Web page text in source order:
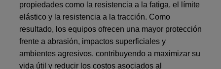
propiedades como la resistencia a la fatiga, el límite
elástico y la resistencia a la tracción. Como
resultado, los equipos ofrecen una mayor protección
frente a abrasión, impactos superficiales y
ambientes agresivos, contribuyendo a maximizar su
vida útil y reducir los costos asociados al